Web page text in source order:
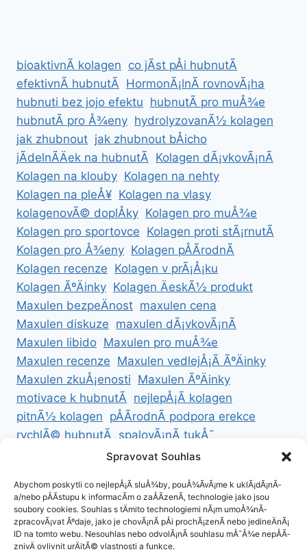
NÃ¡VOD
bioaktivnÃ­ kolagen co jÃ­st pÅi hubnutÃ­
efektivnÃ­ hubnutÃ­ HormonÃ¡lnÃ­ rovnovÃ¡ha
hubnuti bez jojo efektu hubnutÃ­ pro muÅ¾e
hubnutÃ­ pro Å¾eny hydrolyzovanÃ½ kolagen
jak zhubnout jak zhubnout bÅicho
jÃ­delnÃ­Äek na hubnutÃ­ Kolagen dÃ¡vkovÃ¡nÃ­
Kolagen na klouby Kolagen na nehty
Kolagen na pleÅ¥ Kolagen na vlasy
kolagenovÃ© doplÅky Kolagen pro muÅ¾e
Kolagen pro sportovce Kolagen proti stÃ¡rnutÃ­
Kolagen pro Å¾eny Kolagen pÅÃ­rodnÃ­
Kolagen recenze Kolagen v prÃ¡Å¡ku
Kolagen ÃºÄinky Kolagen ÄeskÃ½ produkt
Maxulen bezpeÄnost maxulen cena
Maxulen diskuze maxulen dÃ¡vkovÃ¡nÃ­
Maxulen libido Maxulen pro muÅ¾e
Maxulen recenze Maxulen vedlejÅ¡Ã­ ÃºÄinky
Maxulen zkuÅ¡enosti Maxulen ÃºÄinky
motivace k hubnutÃ­ nejlepÅ¡Ã­ kolagen
pitnÃ½ kolagen pÅÃ­rodnÃ­ podpora erekce
rychlÃ© hubnutÃ­ spalovÃ¡nÃ­ tukÅ¯
ZdravÃ© hubnutÃ­ ZdravÃ© recepty na hubnutÃ­
ZÃ¡sady cookies (EU)
Spravovat Souhlas
Abychom poskytli co nejlepÅ¡Ã­ sluÅ¾by, pouÅ¾Ã­vÃ¡me k uklÃ¡dÃ¡nÃ­
a/nebo pÅÃ­stupu k informacÃ­m o zaÅÃ­zenÃ­, technologie jako jsou
soubory cookies. Souhlas s tÄmito technologiemi nÃ¡m umoÅ¾nÃ­
zpracovÃ¡vat Ãºdaje, jako je chovÃ¡nÃ­ pÅi prochÃ¡zenÃ­ nebo jedineÄnÃ¡
ID na tomto webu. Nesouhlas nebo odvolÃ¡nÃ­ souhlasu mÅ¯Å¾e nepÅÃ­
znivÄ ovlivnit urÄitÃ© vlastnosti a funkce.